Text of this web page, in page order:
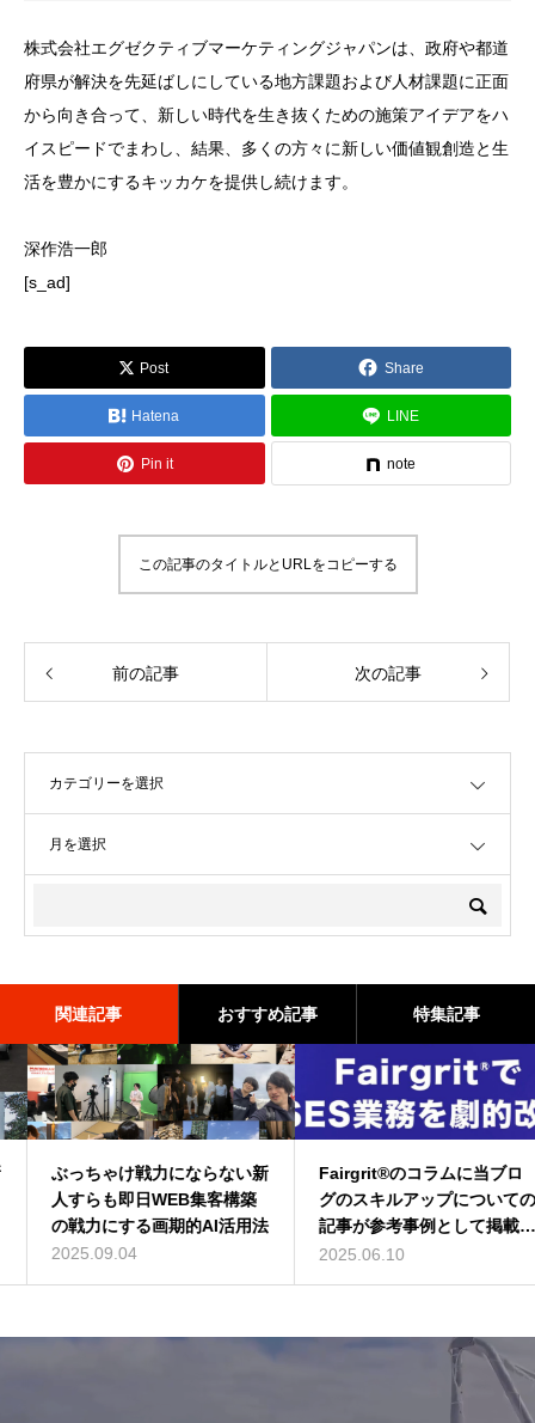
株式会社エグゼクティブマーケティングジャパンは、政府や都道
府県が解決を先延ばしにしている地方課題および人材課題に正面
から向き合って、新しい時代を生き抜くための施策アイデアをハ
イスピードでまわし、結果、多くの方々に新しい価値観創造と生
活を豊かにするキッカケを提供し続けます。
深作浩一郎
[s_ad]
Post Share
Hatena LINE
Pin it note
この記事のタイトルとURLをコピーする
前の記事 次の記事
関連記事 おすすめ記事 特集記事
ぶっちゃけ戦力にならない新
人すらも即日WEB集客構築
の戦力にする画期的AI活用法
2025.09.04
Fairgrit®のコラムに当ブロ
グのスキルアップについての
記事が参考事例として掲載さ
れました
2025.06.10
バターコーヒーは効果なし？
バターコーヒーの世界一簡単
な作り方を動画解説
2016.07.13
深作浩一郎(ふかさくこうい
ちろう)とは誰？自己紹介し
てみた
2014.01.01